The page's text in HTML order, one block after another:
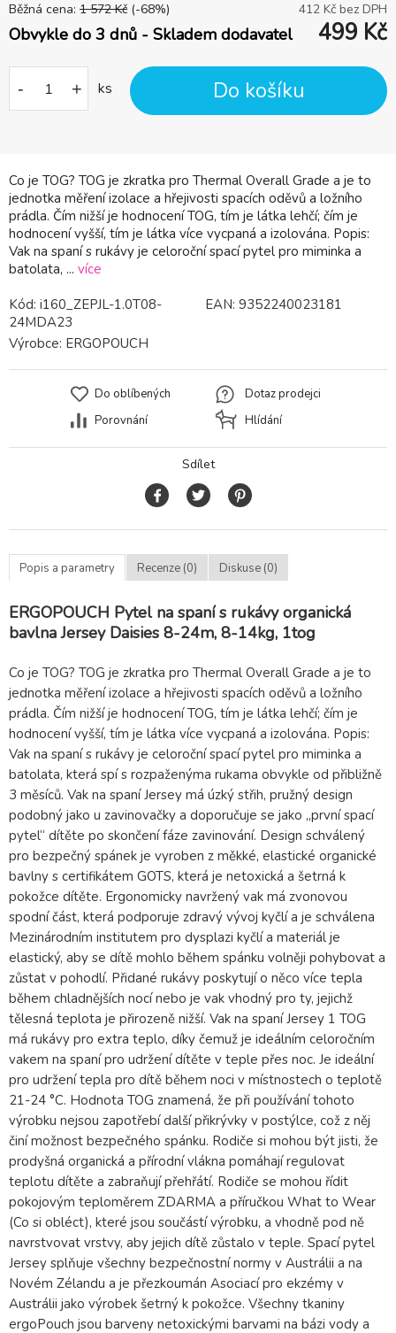
Co je TOG? TOG je zkratka pro Thermal Overall Grade a je to
jednotka měření izolace a hřejivosti spacích oděvů a ložního
prádla. Čím nižší je hodnocení TOG, tím je látka lehčí; čím je
hodnocení vyšší, tím je látka více vycpaná a izolována. Popis:
Vak na spaní s rukávy je celoroční spací pytel pro miminka a
batolata, ... více
Běžná cena: 1 572 Kč (-68%) 412 Kč bez DPH
Obvykle do 3 dnů - Skladem dodavatel 499 Kč
- + ks Do košíku
Kód: i160_ZEPJL-1.0T08-
24MDA23
EAN: 9352240023181
Výrobce: ERGOPOUCH
Do oblíbených
Porovnání
Dotaz prodejci
Hlídání
Sdílet
Popis a parametry Recenze (0) Diskuse (0)
ERGOPOUCH Pytel na spaní s rukávy organická
bavlna Jersey Daisies 8-24m, 8-14kg, 1tog
Co je TOG? TOG je zkratka pro Thermal Overall Grade a je to
jednotka měření izolace a hřejivosti spacích oděvů a ložního
prádla. Čím nižší je hodnocení TOG, tím je látka lehčí; čím je
hodnocení vyšší, tím je látka více vycpaná a izolována. Popis:
Vak na spaní s rukávy je celoroční spací pytel pro miminka a
batolata, která spí s rozpaženýma rukama obvykle od přibližně
3 měsíců. Vak na spaní Jersey má úzký střih, pružný design
podobný jako u zavinovačky a doporučuje se jako „první spací
pytel“ dítěte po skončení fáze zavinování. Design schválený
pro bezpečný spánek je vyroben z měkké, elastické organické
bavlny s certifikátem GOTS, která je netoxická a šetrná k
pokožce dítěte. Ergonomicky navržený vak má zvonovou
spodní část, která podporuje zdravý vývoj kyčlí a je schválena
Mezinárodním institutem pro dysplazi kyčlí a materiál je
elastický, aby se dítě mohlo během spánku volněji pohybovat a
zůstat v pohodlí. Přidané rukávy poskytují o něco více tepla
během chladnějších nocí nebo je vak vhodný pro ty, jejichž
tělesná teplota je přirozeně nižší. Vak na spaní Jersey 1 TOG
má rukávy pro extra teplo, díky čemuž je ideálním celoročním
vakem na spaní pro udržení dítěte v teple přes noc. Je ideální
pro udržení tepla pro dítě během noci v místnostech o teplotě
21-24 °C. Hodnota TOG znamená, že při používání tohoto
výrobku nejsou zapotřebí další přikrývky v postýlce, což z něj
činí možnost bezpečného spánku. Rodiče si mohou být jisti, že
prodyšná organická a přírodní vlákna pomáhají regulovat
teplotu dítěte a zabraňují přehřátí. Rodiče se mohou řídit
pokojovým teploměrem ZDARMA a příručkou What to Wear
(Co si obléct), které jsou součástí výrobku, a vhodně pod ně
navrstvovat vrstvy, aby jejich dítě zůstalo v teple. Spací pytel
Jersey splňuje všechny bezpečnostní normy v Austrálii a na
Novém Zélandu a je přezkoumán Asociací pro ekzémy v
Austrálii jako výrobek šetrný k pokožce. Všechny tkaniny
ergoPouch jsou barveny netoxickými barvami na bázi vody a